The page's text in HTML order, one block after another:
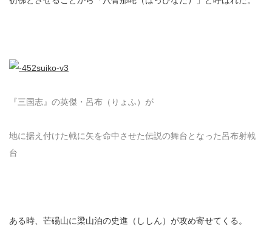
『三国志』の英傑・呂布（りょふ）が
地に据え付けた戟に矢を命中させた伝説の舞台となった呂布射戟
台
ある時、芒碭山に梁山泊の史進（ししん）が攻め寄せてくる。